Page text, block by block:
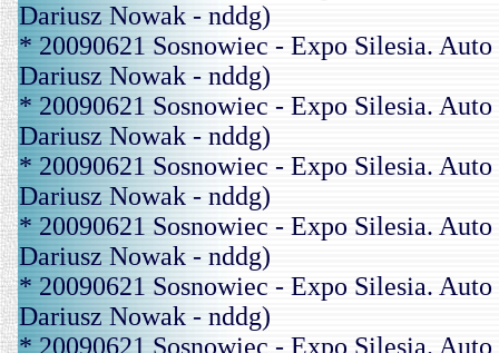
Dariusz Nowak - nddg)
* 20090621 Sosnowiec - Expo Silesia.
Dariusz Nowak - nddg)
* 20090621 Sosnowiec - Expo Silesia.
Dariusz Nowak - nddg)
* 20090621 Sosnowiec - Expo Silesia.
Dariusz Nowak - nddg)
* 20090621 Sosnowiec - Expo Silesia.
Dariusz Nowak - nddg)
* 20090621 Sosnowiec - Expo Silesia.
Dariusz Nowak - nddg)
* 20090621 Sosnowiec - Expo Silesia.